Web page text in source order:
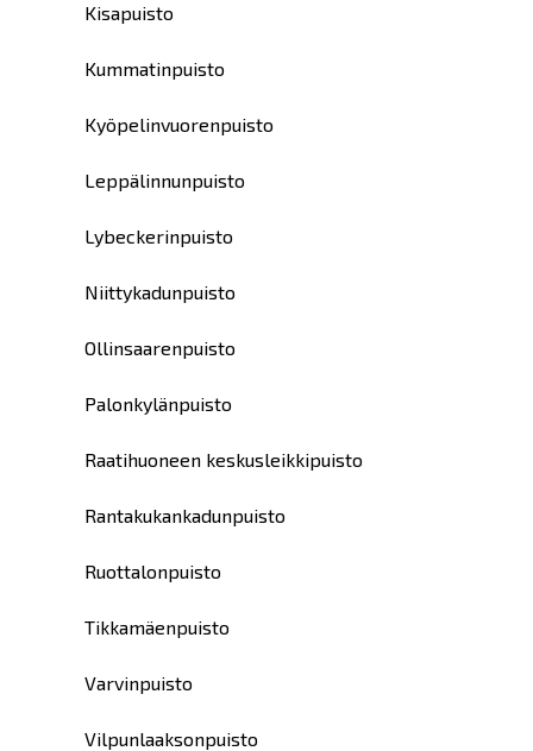
Kisapuisto
Kummatinpuisto
Kyöpelinvuorenpuisto
Leppälinnunpuisto
Lybeckerinpuisto
Niittykadunpuisto
Ollinsaarenpuisto
Palonkylänpuisto
Raatihuoneen keskusleikkipuisto
Rantakukankadunpuisto
Ruottalonpuisto
Tikkamäenpuisto
Varvinpuisto
Vilpunlaaksonpuisto